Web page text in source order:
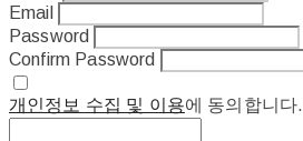
Email
Password
Confirm Password
개인정보 수집 및 이용에 동의합니다.